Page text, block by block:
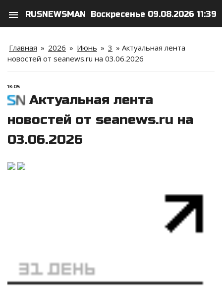
menu RUSNEWSMAN Воскресенье 09.08.2026 11:39
Главная » 2026 » Июнь » 3 » Актуальная лента
новостей от seanews.ru на 03.06.2026
13:05
Актуальная лента
новостей от seanews.ru на
03.06.2026